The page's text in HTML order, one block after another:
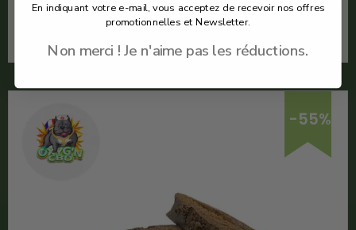
En savoir plus
-55%
En indiquant votre e-mail, vous acceptez de recevoir nos offres
promotionnelles et Newsletter.
Non merci ! Je n'aime pas les réductions.